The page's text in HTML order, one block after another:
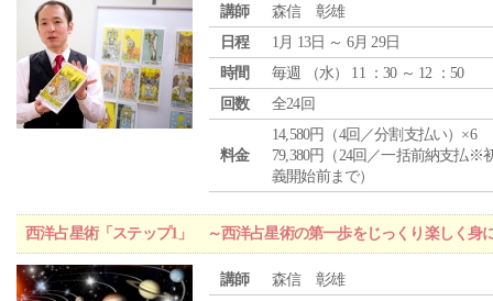
講師
森信 彰雄
日程
1月 13日 ～ 6月 29日
時間
毎週 （水） 11 ：30 ～ 12 ：50
回数
全24回
料金
14,580円（4回／分割支払い）×6
79,380円（24回／一括前納支払※
義開始前まで）
西洋占星術「ステップ1」 ～西洋占星術の第一歩をじっくり楽しく身
講師
森信 彰雄